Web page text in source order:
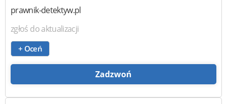
prawnik-detektyw.pl
zgłoś do aktualizacji
+ Oceń
Zadzwoń